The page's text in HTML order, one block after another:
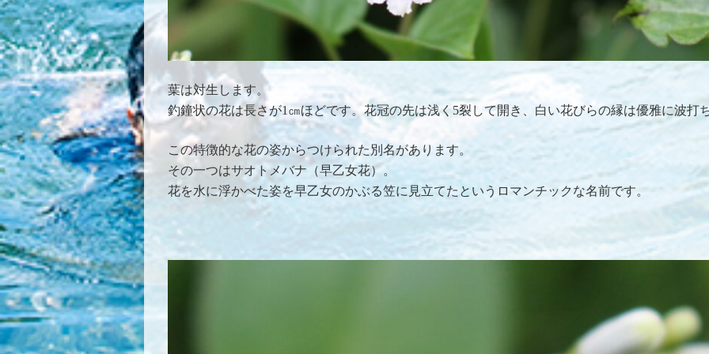
葉は対生します。
釣鐘状の花は長さが1㎝ほどです。花冠の先は浅く5裂して開き、白い花びらの縁は優雅に波打
この特徴的な花の姿からつけられた別名があります。
その一つはサオトメバナ（早乙女花）。
花を水に浮かべた姿を早乙女のかぶる笠に見立てたというロマンチックな名前です。